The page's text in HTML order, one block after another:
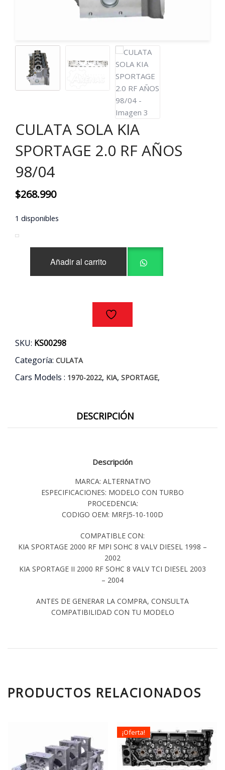
CULATA SOLA KIA
SPORTAGE 2.0 RF AÑOS
98/04
$268.990
1 disponibles
Añadir al carrito
SKU: KS00298
Categoría: CULATA
Cars Models : 1970-2022, KIA, SPORTAGE,
DESCRIPCIÓN
Descripción
MARCA: ALTERNATIVO
ESPECIFICACIONES: MODELO CON TURBO
PROCEDENCIA:
CODIGO OEM: MRFJ5-10-100D
COMPATIBLE CON:
KIA SPORTAGE 2000 RF MPI SOHC 8 VALV DIESEL 1998 –
2002
KIA SPORTAGE II 2000 RF SOHC 8 VALV TCI DIESEL 2003
– 2004
ANTES DE GENERAR LA COMPRA, CONSULTA
COMPATIBILIDAD CON TU MODELO
PRODUCTOS RELACIONADOS
¡Oferta!